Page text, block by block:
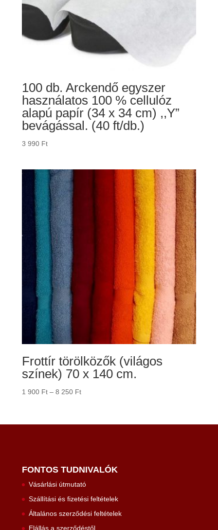
100 db. Arckendő egyszer
használatos 100 % cellulóz
alapú papír (34 x 34 cm) ,,Y”
bevágással. (40 ft/db.)
3 990 Ft
Frottír törölközők (világos
színek) 70 x 140 cm.
1 900 Ft – 8 250 FtÁrtartomány:
-
FONTOS TUDNIVALÓK
Vásárlási útmutató
Szállítási és fizetési feltételek
Általános szerződési feltételek
Elállás a szerződéstől